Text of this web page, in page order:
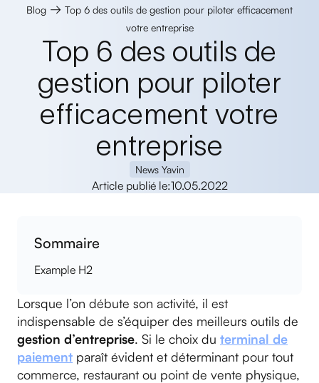
Blog → Top 6 des outils de gestion pour piloter efficacement
votre entreprise
Top 6 des outils de
gestion pour piloter
efficacement votre
entreprise
News Yavin
Article publié le:10.05.2022
Sommaire
Example H2
Lorsque l’on débute son activité, il est
indispensable de s’équiper des meilleurs outils de
gestion d’entreprise. Si le choix du terminal de
paiement paraît évident et déterminant pour tout
commerce, restaurant ou point de vente physique,